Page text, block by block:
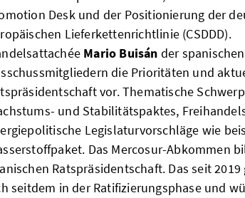
Desk und der Positionierung der
Lieferkettenrichtlinie (CSDDD).
Mario Buisán der
die Prioritäten und
vor. Thematische
und Stabilitätspaktes,
Legislaturvorschläge wie
Das Mercosur-Abkommen
Ratspräsidentschaft. Das seit
seitdem in der Ratifizierungsphase und